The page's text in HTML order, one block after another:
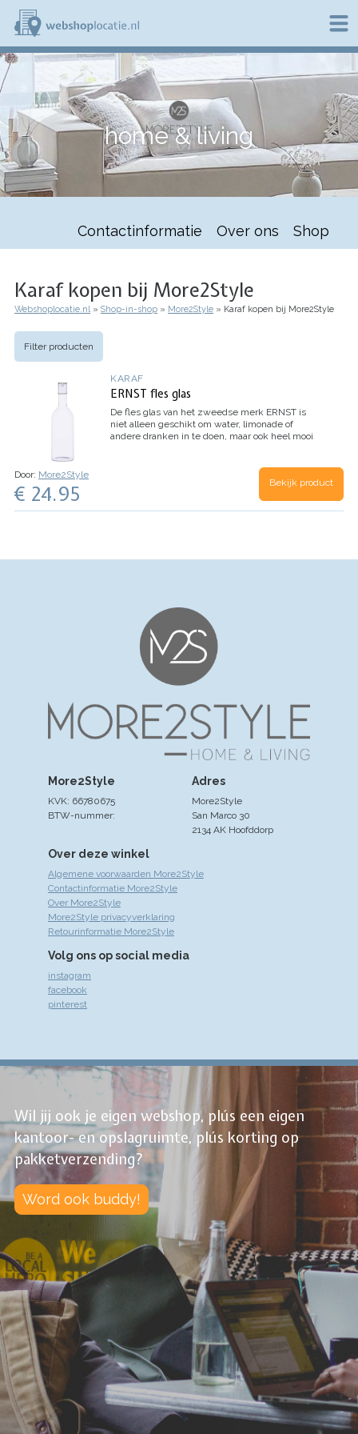
Overslaan
naar
de
inhoud
gaan
W
h
o
p
l
o
c
home & living
Contactinformatie Over ons Shop
Karaf kopen bij More2Style
Kruimelpad
Webshoplocatie.nl Shop-in-shop More2Style Karaf kopen bij More2Style
Filter producten
KARAF
ERNST fles glas
De fles glas van het zweedse merk ERNST is
niet alleen geschikt om water, limonade of
andere dranken in te doen, maar ook heel mooi
Door: More2Style
€ 24.95 Bekijk product
Over deze winkel
Algemene voorwaarden More2Style
Contactinformatie More2Style
Over More2Style
More2Style privacyverklaring
Retourinformatie More2Style
Volg ons op social media
instagram
facebook
pinterest
Adres
More2Style
San Marco 30
2134 AK Hoofddorp
More2Style
KVK: 66780675
BTW-nummer:
Wil jij ook je eigen webshop, plús een eigen
kantoor- en opslagruimte, plús korting op
pakketverzending?
Word ook buddy!